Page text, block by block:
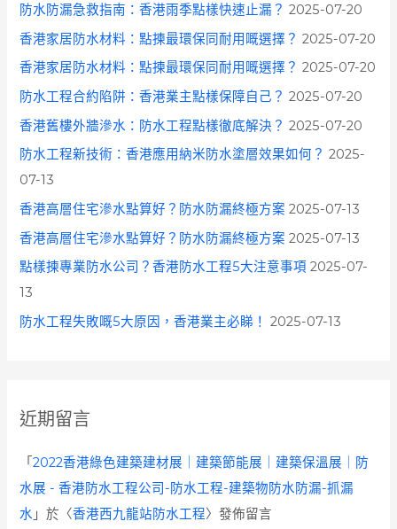
防水防漏急救指南：香港雨季點樣快速止漏？ 2025-07-20
香港家居防水材料：點揀最環保同耐用嘅選擇？ 2025-07-20
香港家居防水材料：點揀最環保同耐用嘅選擇？ 2025-07-20
防水工程合約陷阱：香港業主點樣保障自己？ 2025-07-20
香港舊樓外牆滲水：防水工程點樣徹底解決？ 2025-07-20
防水工程新技術：香港應用納米防水塗層效果如何？ 2025-
07-13
香港高層住宅滲水點算好？防水防漏終極方案 2025-07-13
香港高層住宅滲水點算好？防水防漏終極方案 2025-07-13
點樣揀專業防水公司？香港防水工程5大注意事項 2025-07-
13
防水工程失敗嘅5大原因，香港業主必睇！
2025-07-13
近期留言
「2022香港綠色建築建材展｜建築節能展｜建築保溫展｜防
水展 - 香港防水工程公司-防水工程-建築物防水防漏-抓漏
水 」於〈香港西九龍站防水工程〉發佈留言